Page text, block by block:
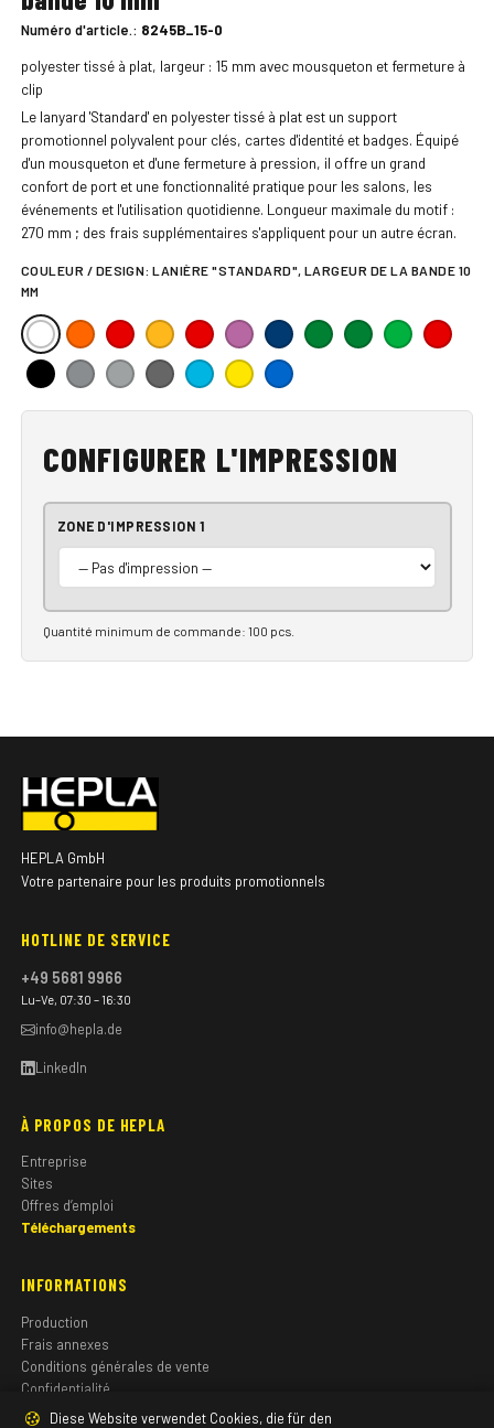
Numéro d'article.: 8245B_15-0
polyester tissé à plat, largeur : 15 mm avec mousqueton et fermeture à
clip
Le lanyard 'Standard' en polyester tissé à plat est un support
promotionnel polyvalent pour clés, cartes d'identité et badges. Équipé
d'un mousqueton et d'une fermeture à pression, il offre un grand
confort de port et une fonctionnalité pratique pour les salons, les
événements et l'utilisation quotidienne. Longueur maximale du motif :
270 mm ; des frais supplémentaires s'appliquent pour un autre écran.
COULEUR / DESIGN:LANIÈRE "STANDARD", LARGEUR DE LA BANDE 10
MM
CONFIGURER L'IMPRESSION
ZONE D'IMPRESSION 1
Quantité minimum de commande: 100 pcs.
HEPLA GmbH
Votre partenaire pour les produits promotionnels
HOTLINE DE SERVICE
+49 5681 9966
Lu–Ve, 07:30 – 16:30
info@hepla.de
LinkedIn
À PROPOS DE HEPLA
Entreprise
Sites
Offres d’emploi
Téléchargements
INFORMATIONS
Production
Frais annexes
Conditions générales de vente
Confidentialité
Mentions légales
Diese Website verwendet Cookies, die für den